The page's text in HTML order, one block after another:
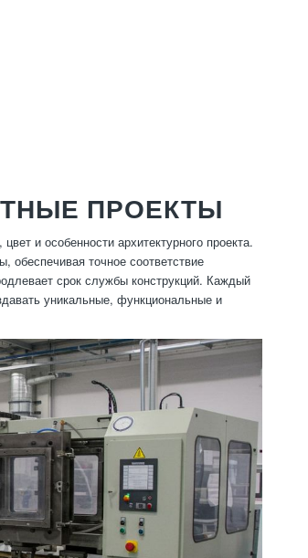
ПРОЕКТЫ
и особенности архитектурного проекта.
обеспечивая точное соответствие
срок службы конструкций. Каждый
уникальные, функциональные и